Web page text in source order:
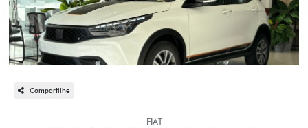
Compartilhe
FIAT